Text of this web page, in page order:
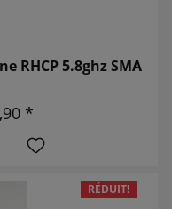
RHCP 5.8ghz SMA
*
RÉDUIT!